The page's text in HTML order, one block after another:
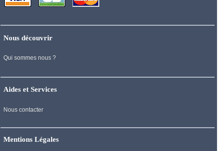
Nous découvrir
Qui sommes nous ?
Aides et Services
Nous contacter
Mentions Légales